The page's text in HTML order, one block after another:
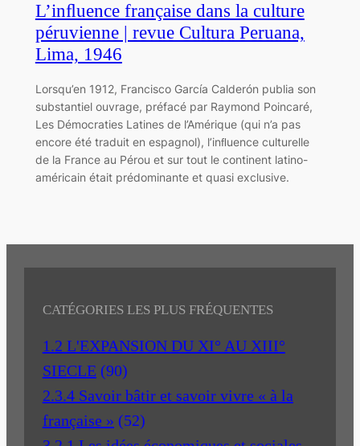
L’inﬂuence française dans la culture
péruvienne | revue Cultura Peruana,
Lima, 1946
Lorsqu’en 1912, Francisco García Calderón publia son
substantiel ouvrage, préfacé par Raymond Poincaré,
Les Démocraties Latines de l’Amérique (qui n’a pas
encore été traduit en espagnol), l’inﬂuence culturelle
de la France au Pérou et sur tout le continent latino-
américain était prédominante et quasi exclusive.
CATÉGORIES LES PLUS FRÉQUENTES
1.2 L'EXPANSION DU XI° AU XIII°
SIECLE (90)
2.3.4 Savoir bâtir et savoir vivre « à la
française » (52)